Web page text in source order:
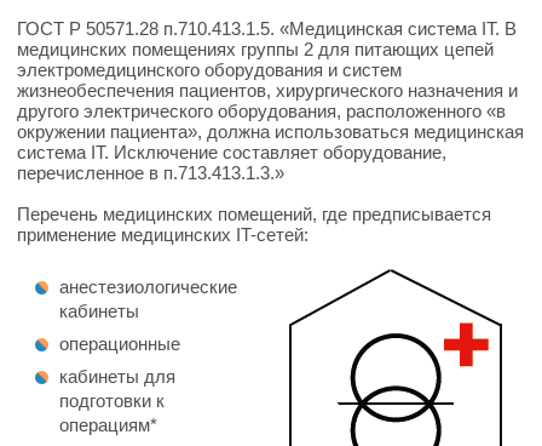
ГОСТ Р 50571.28 п.710.413.1.5. «Медицинская система IT. В
медицинских помещениях группы 2 для питающих цепей
электромедицинского оборудования и систем
жизнеобеспечения пациентов, хирургического назначения и
другого электрического оборудования, расположенного «в
окружении пациента», должна использоваться медицинская
система IT. Исключение составляет оборудование,
перечисленное в п.713.413.1.3.»
Перечень медицинских помещений, где предписывается
применение медицинских IT-сетей:
анестезиологические
кабинеты
операционные
кабинеты для
подготовки к
операциям*